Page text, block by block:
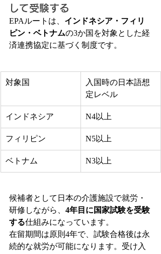
して受験する
EPAルートは、 インドネシア・フィリ
ピン・ベトナムの3か国を対象とした経
済連携協定に基づく制度です。
対象国
入国時の日本語想
定レベル
インドネシア N4以上
フィリピン N5以上
ベトナム N3以上
候補者として日本の介護施設で就労・
研修しながら、 4年目に国家試験を受験
する仕組みになっています。
在留期間は原則4年で、試験合格後は永
続的な就労が可能になります。受け入